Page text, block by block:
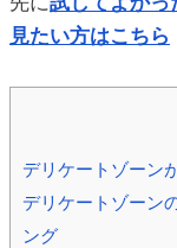
見たい方はこちら
デリケートゾーン
デリケートゾーン
ング